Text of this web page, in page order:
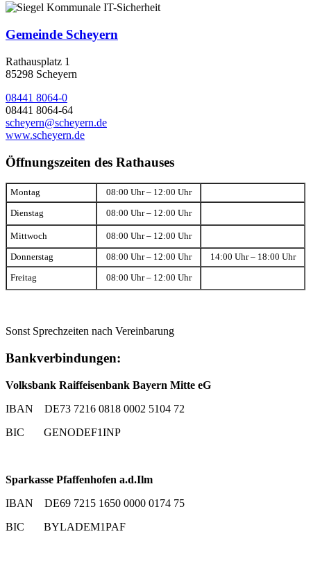
Gemeinde Scheyern
Rathausplatz 1
85298 Scheyern
08441 8064-0
08441 8064-64
scheyern@scheyern.de
www.scheyern.de
Öffnungszeiten des Rathauses
Montag 08:00 Uhr – 12:00 Uhr
Dienstag 08:00 Uhr – 12:00 Uhr
Mittwoch 08:00 Uhr – 12:00 Uhr
Donnerstag 08:00 Uhr – 12:00 Uhr 14:00 Uhr – 18:00 Uhr
Freitag 08:00 Uhr – 12:00 Uhr
Sonst Sprechzeiten nach Vereinbarung
Bankverbindungen:
Volksbank Raiffeisenbank Bayern Mitte eG
IBAN DE73 7216 0818 0002 5104 72
BIC GENODEF1INP
Sparkasse Pfaffenhofen a.d.Ilm
IBAN DE69 7215 1650 0000 0174 75
BIC BYLADEM1PAF